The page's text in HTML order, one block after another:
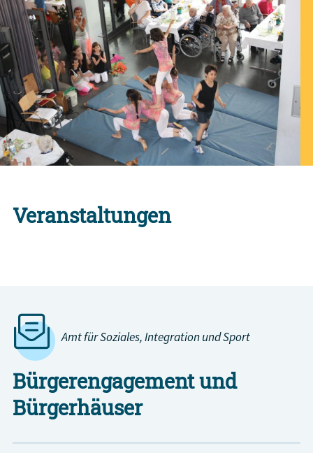
Veranstaltungen
Amt für Soziales, Integration und Sport
Bürgerengagement und
Bürgerhäuser